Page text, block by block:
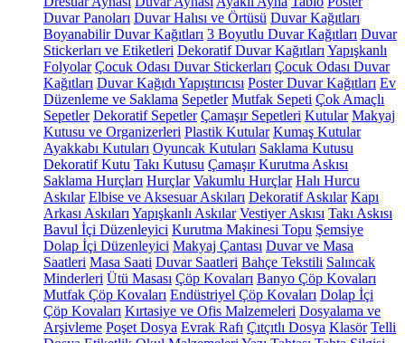
Duvar Panoları Duvar Halısı ve Örtüsü Duvar Kağıtları
Boyanabilir Duvar Kağıtları 3 Boyutlu Duvar Kağıtları Duvar
Stickerları ve Etiketleri Dekoratif Duvar Kağıtları Yapışkanlı
Folyolar Çocuk Odası Duvar Stickerları Çocuk Odası Duvar
Kağıtları Duvar Kağıdı Yapıştırıcısı Poster Duvar Kağıtları Ev
Düzenleme ve Saklama Sepetler Mutfak Sepeti Çok Amaçlı
Sepetler Dekoratif Sepetler Çamaşır Sepetleri Kutular Makyaj
Kutusu ve Organizerleri Plastik Kutular Kumaş Kutular
Ayakkabı Kutuları Oyuncak Kutuları Saklama Kutusu
Dekoratif Kutu Takı Kutusu Çamaşır Kurutma Askısı
Saklama Hurçları Hurçlar Vakumlu Hurçlar Halı Hurcu
Askılar Elbise ve Aksesuar Askıları Dekoratif Askılar Kapı
Arkası Askıları Yapışkanlı Askılar Vestiyer Askısı Takı Askısı
Bavul İçi Düzenleyici Kurutma Makinesi Topu Şemsiye
Dolap İçi Düzenleyici Makyaj Çantası Duvar ve Masa
Saatleri Masa Saati Duvar Saatleri Bahçe Tekstili Salıncak
Minderleri Ütü Masası Çöp Kovaları Banyo Çöp Kovaları
Mutfak Çöp Kovaları Endüstriyel Çöp Kovaları Dolap İçi
Çöp Kovaları Kırtasiye ve Ofis Malzemeleri Dosyalama ve
Arşivleme Poşet Dosya Evrak Rafı Çıtçıtlı Dosya Klasör Telli